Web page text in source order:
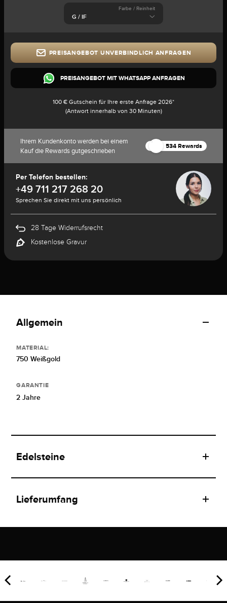
Farbe / Reinheit
PREISANGEBOT UNVERBINDLICH ANFRAGEN
PREISANGEBOT MIT WHATSAPP ANFRAGEN
100 € Gutschein für Ihre erste Anfrage 2026*
(Antwort innerhalb von 30 Minuten)
Ihrem Kundenkonto werden bei einem
Kauf die Rewards gutgeschrieben
534 Rewards
Per Telefon bestellen:
+49 711 217 268 20
Sprechen Sie direkt mit uns persönlich
28 Tage Widerrufsrecht
Kostenlose Gravur
Allgemein
MATERIAL:
750 Weißgold
GARANTIE
2 Jahre
Edelsteine
Lieferumfang